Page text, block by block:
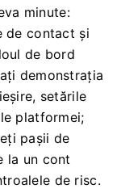
minute:
de contact și
de bord
demonstrația
setările
platformei;
pașii de
la un cont
de risc.